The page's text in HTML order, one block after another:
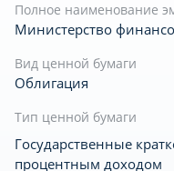
Полное наименование
Министерство
Вид ценной бумаги
Облигация
Тип ценной бумаги
Государственные
процентным доходом